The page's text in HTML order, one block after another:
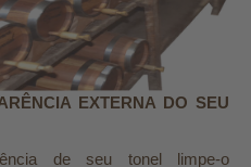
EXTERNA DO SEU
de seu tonel limpe-o